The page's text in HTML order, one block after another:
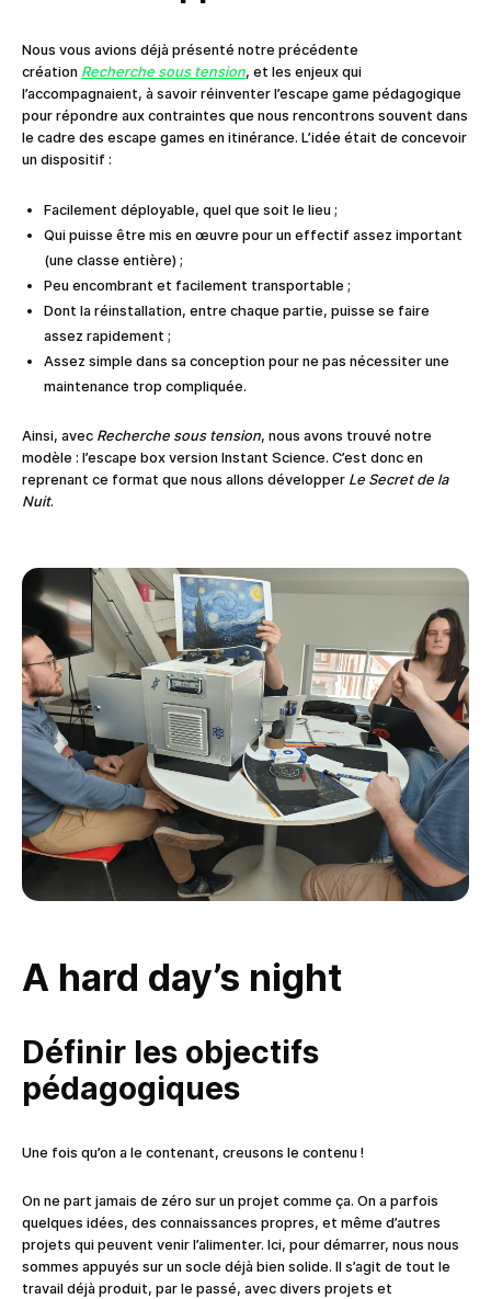
Nous vous avions déjà présenté notre précédente
création Recherche sous tension, et les enjeux qui
l’accompagnaient, à savoir réinventer l’escape game pédagogique
pour répondre aux contraintes que nous rencontrons souvent dans
le cadre des escape games en itinérance. L’idée était de concevoir
un dispositif :
Facilement déployable, quel que soit le lieu ;
Qui puisse être mis en œuvre pour un effectif assez important
(une classe entière) ;
Peu encombrant et facilement transportable ;
Dont la réinstallation, entre chaque partie, puisse se faire
assez rapidement ;
Assez simple dans sa conception pour ne pas nécessiter une
maintenance trop compliquée.
Ainsi, avec Recherche sous tension, nous avons trouvé notre
modèle : l’escape box version Instant Science. C’est donc en
reprenant ce format que nous allons développer Le Secret de la
Nuit.
A hard day’s night
Définir les objectifs
pédagogiques
Une fois qu’on a le contenant, creusons le contenu !
On ne part jamais de zéro sur un projet comme ça. On a parfois
quelques idées, des connaissances propres, et même d’autres
projets qui peuvent venir l’alimenter. Ici, pour démarrer, nous nous
sommes appuyés sur un socle déjà bien solide. Il s’agit de tout le
travail déjà produit, par le passé, avec divers projets et